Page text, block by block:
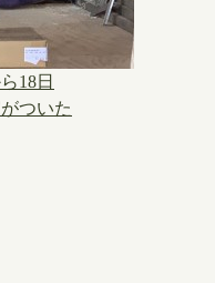
18日
ついた